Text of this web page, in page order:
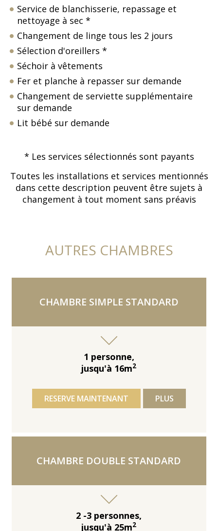
Service de blanchisserie, repassage et
nettoyage à sec *
Changement de linge tous les 2 jours
Sélection d'oreillers *
Séchoir à vêtements
Fer et planche à repasser sur demande
Changement de serviette supplémentaire
sur demande
Lit bébé sur demande
* Les services sélectionnés sont payants
Toutes les installations et services mentionnés
dans cette description peuvent être sujets à
changement à tout moment sans préavis
AUTRES CHAMBRES
CHAMBRE SIMPLE STANDARD
1 personne,
jusqu'à 16m2
RESERVE MAINTENANT PLUS
CHAMBRE DOUBLE STANDARD
2 -3 personnes,
jusqu'à 25m2